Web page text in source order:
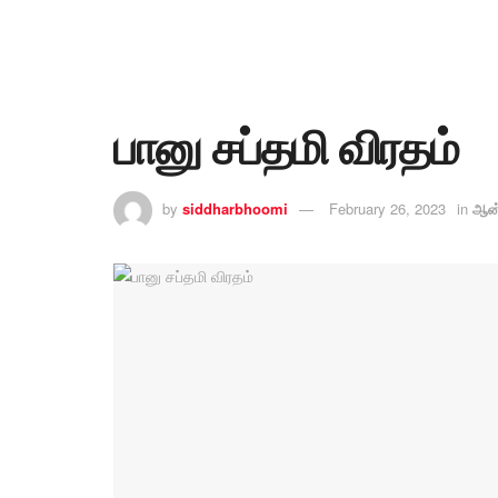
பானு சப்தமி விரதம்
by siddharbhoomi February 26, 2023 in